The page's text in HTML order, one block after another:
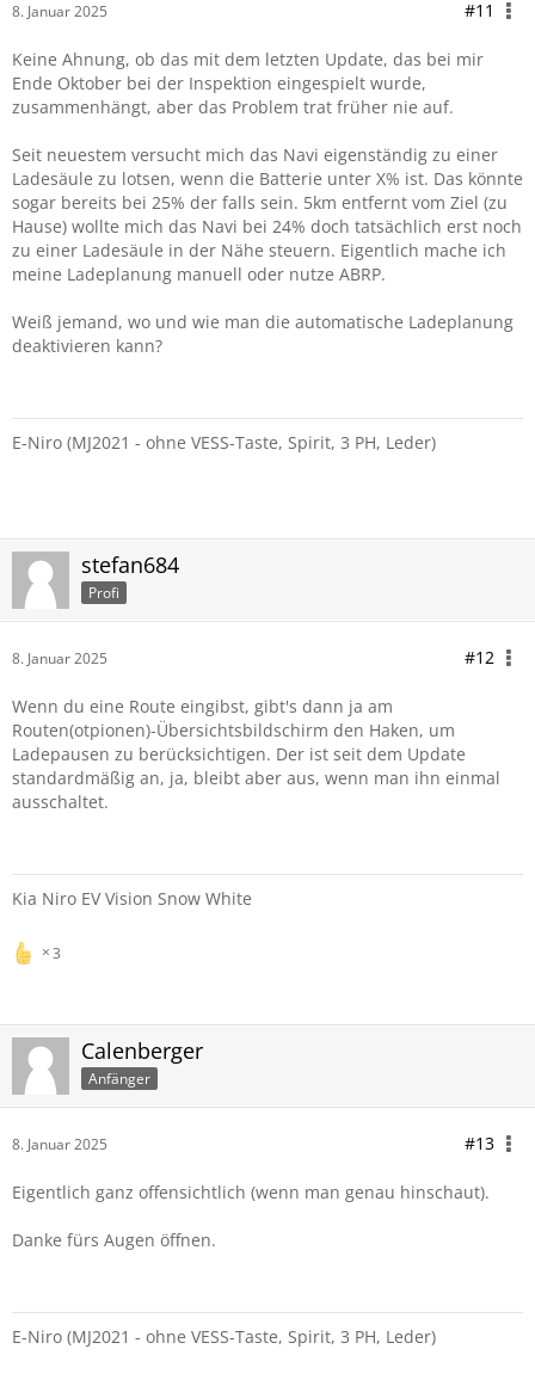
8. Januar 2025 #11
Keine Ahnung, ob das mit dem letzten Update, das bei mir
Ende Oktober bei der Inspektion eingespielt wurde,
zusammenhängt, aber das Problem trat früher nie auf.
Seit neuestem versucht mich das Navi eigenständig zu einer
Ladesäule zu lotsen, wenn die Batterie unter X% ist. Das könnte
sogar bereits bei 25% der falls sein. 5km entfernt vom Ziel (zu
Hause) wollte mich das Navi bei 24% doch tatsächlich erst noch
zu einer Ladesäule in der Nähe steuern. Eigentlich mache ich
meine Ladeplanung manuell oder nutze ABRP.
Weiß jemand, wo und wie man die automatische Ladeplanung
deaktivieren kann?
E-Niro (MJ2021 - ohne VESS-Taste, Spirit, 3 PH, Leder)
stefan684
Profi
8. Januar 2025 #12
Wenn du eine Route eingibst, gibt's dann ja am
Routen(otpionen)-Übersichtsbildschirm den Haken, um
Ladepausen zu berücksichtigen. Der ist seit dem Update
standardmäßig an, ja, bleibt aber aus, wenn man ihn einmal
ausschaltet.
Kia Niro EV Vision Snow White
3
Calenberger
Anfänger
8. Januar 2025 #13
Eigentlich ganz offensichtlich (wenn man genau hinschaut).
Danke fürs Augen öffnen.
E-Niro (MJ2021 - ohne VESS-Taste, Spirit, 3 PH, Leder)